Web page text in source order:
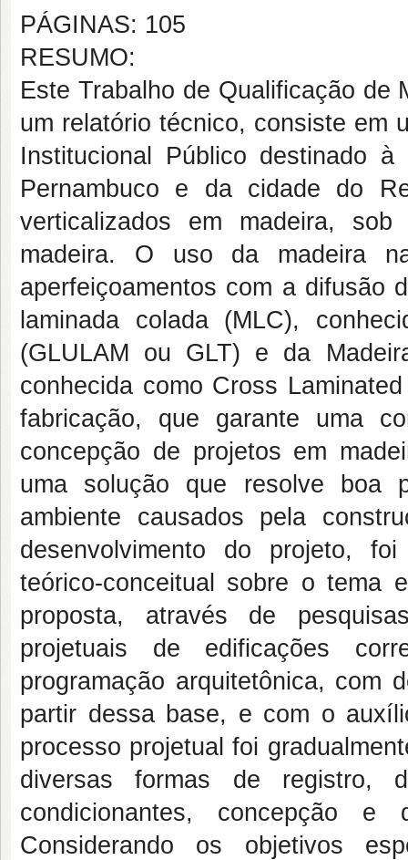
PÁGINAS: 105
RESUMO:
Este Trabalho de Qualificação de
um relatório técnico, consiste em
Institucional Público destinado
Pernambuco e da cidade do
verticalizados em madeira,
madeira. O uso da madeira
aperfeiçoamentos com a difusão
laminada colada (MLC),
(GLULAM ou GLT) e da
conhecida como Cross
fabricação, que garante uma
concepção de projetos em
uma solução que resolve boa
ambiente causados pela
desenvolvimento do projeto,
teórico-conceitual sobre o tema
proposta, através de
projetuais de edificações
programação arquitetônica, com
partir dessa base, e com o
processo projetual foi
diversas formas de registro,
condicionantes, concepção e
Considerando os objetivos